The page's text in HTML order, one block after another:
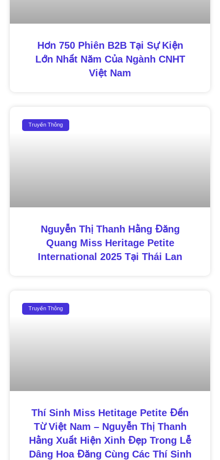
Hơn 750 Phiên B2B Tại Sự Kiện
Lớn Nhất Năm Của Ngành CNHT
Việt Nam
Truyền Thông
Nguyễn Thị Thanh Hằng Đăng
Quang Miss Heritage Petite
International 2025 Tại Thái Lan
Truyền Thông
Thí Sinh Miss Hetitage Petite Đến
Từ Việt Nam – Nguyễn Thị Thanh
Hằng Xuất Hiện Xinh Đẹp Trong Lễ
Dâng Hoa Đăng Cùng Các Thí Sinh